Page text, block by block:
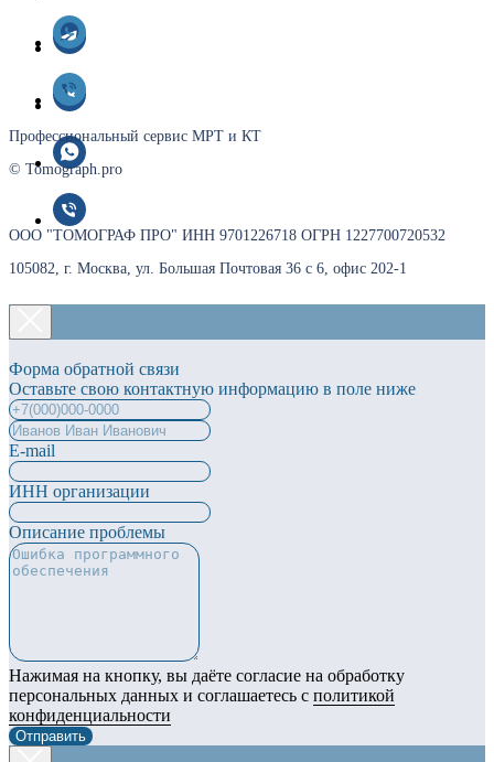
Профессиональный сервис МРТ и КТ
© Tomograph.pro
ООО "ТОМОГРАФ ПРО" ИНН 9701226718 ОГРН 1227700720532
105082, г. Москва, ул. Большая Почтовая 36 с 6, офис 202-1
Форма обратной связи
Оставьте свою контактную информацию в поле ниже
E-mail
ИНН организации
Описание проблемы
Нажимая на кнопку, вы даёте согласие на обработку
персональных данных и соглашаетесь с политикой
конфиденциальности
Отправить